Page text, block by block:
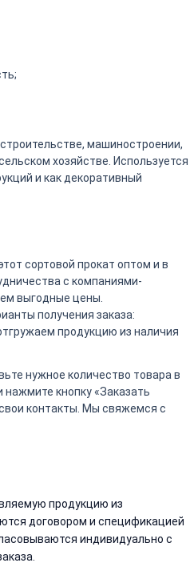
машиностроении,
хозяйстве. Используется
и как декоративный
сортовой прокат оптом и в
с компаниями-
выгодные цены.
получения заказа:
продукцию из наличия
нужное количество товара в
нажмите кнопку «Заказать
контакты. Мы свяжемся с
продукцию из
договором и спецификацией
индивидуально с